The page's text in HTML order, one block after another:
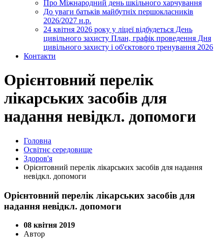
Про Міжнародний день шкільного харчування
До уваги батьків майбутніх першокласників
2026/2027 н.р.
24 квітня 2026 року у ліцеї відбудеться День
цивільного захисту План, графік проведення Дня
цивільного захисту і об'єктового тренування 2026
Контакти
Орієнтовний перелік
лікарських засобів для
надання невідкл. допомоги
Головна
Освітнє середовище
Здоров'я
Орієнтовний перелік лікарських засобів для надання
невідкл. допомоги
Орієнтовний перелік лікарських засобів для
надання невідкл. допомоги
08 квітня 2019
Автор